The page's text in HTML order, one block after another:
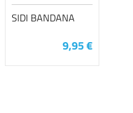
SIDI BANDANA
9,95 €